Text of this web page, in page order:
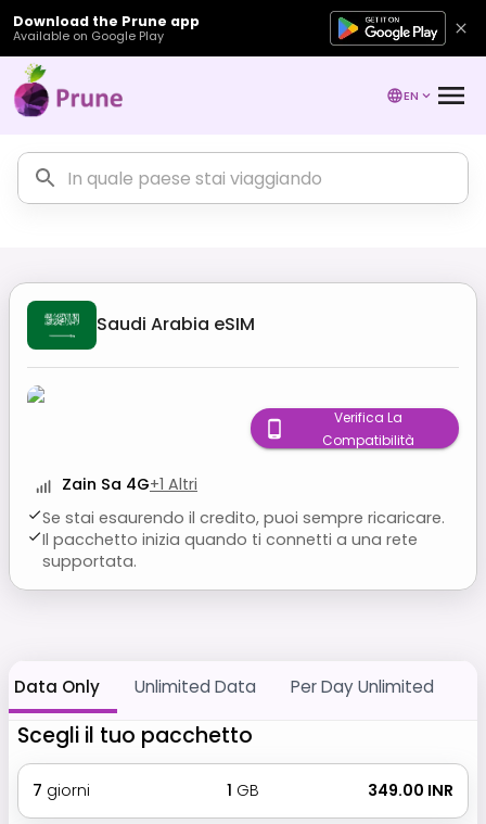
Download the Prune app
Available on Google Play
EN
Saudi Arabia eSIM
Zain Sa 4G+1 Altri
Se stai esaurendo il credito, puoi sempre ricaricare.
Il pacchetto inizia quando ti connetti a una rete
supportata.
Verifica La
Compatibilità
Data Only Unlimited Data Per Day Unlimited
Scegli il tuo pacchetto
7 giorni 1 GB ₹ 349.00 INR